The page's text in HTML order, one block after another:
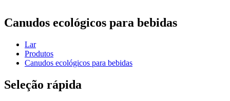
Canudos ecológicos para bebidas
Lar
Produtos
Canudos ecológicos para bebidas
Seleção rápida